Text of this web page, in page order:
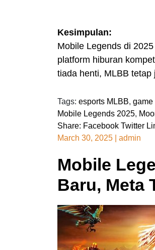
Kesimpulan:
Mobile Legends di
platform hiburan
tiada henti, MLBB tetap
Tags: esports MLBB, game
Mobile Legends 2025,
Share: Facebook Twitter
March 30, 2025
admin
Mobile
Baru, Meta